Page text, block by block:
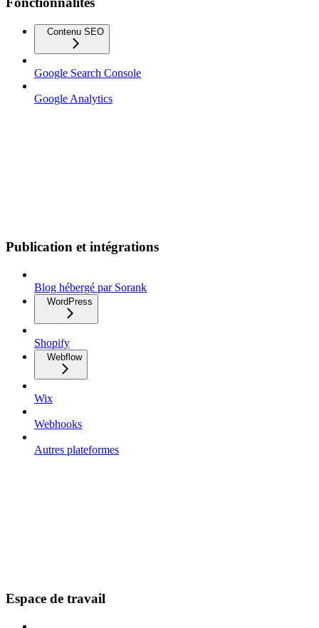
Contenu SEO
Google Search Console
Google Analytics
Publication et intégrations
Blog hébergé par Sorank
WordPress
Shopify
Webflow
Wix
Webhooks
Autres plateformes
Espace de travail